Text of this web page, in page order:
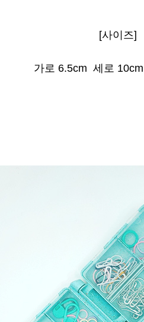
[사이즈]
가로 6.5cm 세로 10cm